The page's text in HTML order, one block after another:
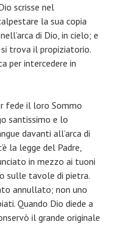
scrisse nel
la sua copia
di Dio, in cielo; e
trova il propiziatorio.
per intercedere in
fede il loro Sommo
santissimo e lo
davanti all’arca di
la legge del Padre,
in mezzo ai tuoni
sulle tavole di pietra.
annullato; non uno
Quando Dio diede a
il grande originale